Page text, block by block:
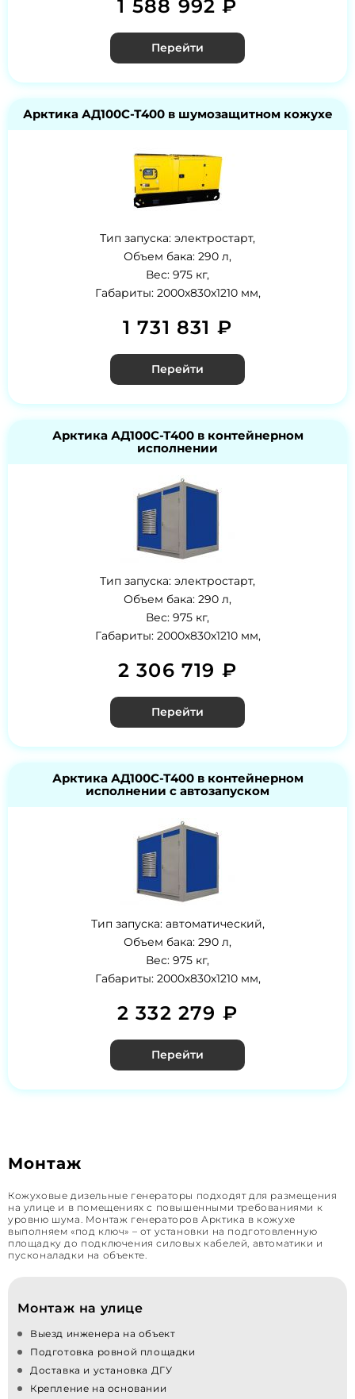
1 588 992 ₽
Перейти
Арктика АД100С-Т400 в шумозащитном кожухе
Тип запуска: электростарт,
Объем бака: 290 л,
Вес: 975 кг,
Габариты: 2000x830x1210 мм,
1 731 831 ₽
Перейти
Арктика АД100С-Т400 в контейнерном
исполнении
Тип запуска: электростарт,
Объем бака: 290 л,
Вес: 975 кг,
Габариты: 2000х830х1210 мм,
2 306 719 ₽
Перейти
Арктика АД100С-Т400 в контейнерном
исполнении с автозапуском
Тип запуска: автоматический,
Объем бака: 290 л,
Вес: 975 кг,
Габариты: 2000х830х1210 мм,
2 332 279 ₽
Перейти
Монтаж
Кожуховые дизельные генераторы подходят для размещения
на улице и в помещениях с повышенными требованиями к
уровню шума. Монтаж генераторов Арктика в кожухе
выполняем «под ключ» – от установки на подготовленную
площадку до подключения силовых кабелей, автоматики и
пусконаладки на объекте.
Монтаж на улице
Выезд инженера на объект
Подготовка ровной площадки
Доставка и установка ДГУ
Крепление на основании